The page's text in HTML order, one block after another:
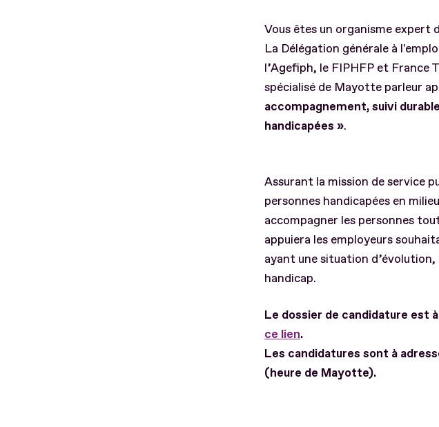
Vous êtes un organisme expert
La Délégation générale à
l’Agefiph, le FIPHFP et France
spécialisé de Mayotte parleur
accompagnement, suivi
handicapées ».
Assurant la mission de service
personnes handicapées en
accompagner les personnes
appuiera les employeurs
ayant une situation
handicap.
Le dossier de candidature est
ce lien.
Les candidatures sont à
(heure de Mayotte).